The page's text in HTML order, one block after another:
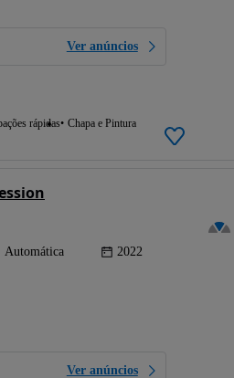
Ver anúncios
rápidas Chapa e Pintura
Automática 2022
Ver anúncios